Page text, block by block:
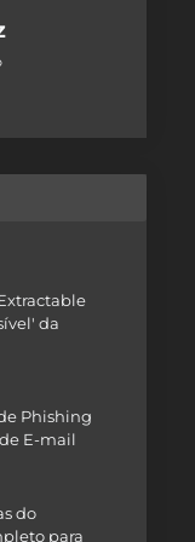
da
Phishing
E-mail
do
para